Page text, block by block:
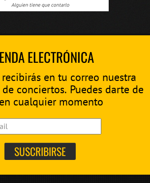
ELECTRÓNICA
en tu correo nuestra
conciertos. Puedes darte de
cualquier momento